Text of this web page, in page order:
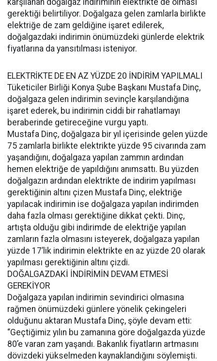
karşılanan doğalgaz indiriminin elektrikte de olması
gerektiği belirtiliyor. Doğalgaza gelen zamlarla birlikte
elektriğe de zam geldiğine işaret edilerek,
doğalgazdaki indirimin önümüzdeki günlerde elektrik
fiyatlarına da yansıtılması isteniyor.
ELEKTRİKTE DE EN AZ YÜZDE 20 İNDİRİM YAPILMALI
Tüketiciler Birliği Konya Şube Başkanı Mustafa Dinç,
doğalgaza gelen indirimin sevinçle karşılandığına
işaret ederek, bu indirimin ciddi bir rahatlamayı
beraberinde getireceğine vurgu yaptı.
Mustafa Dinç, doğalgaza bir yıl içerisinde gelen yüzde
75 zamlarla birlikte elektrikte yüzde 95 civarında zam
yaşandığını, doğalgaza yapılan zammın ardından
hemen elektriğe de yapıldığını anımsattı. Bu yüzden
doğalgazın ardından elektrikte de indirim yapılması
gerektiğinin altını çizen Mustafa Dinç, elektriğe
yapılacak indirimin ise doğalgaza yapılan indirimden
daha fazla olması gerektiğine dikkat çekti. Dinç,
artışta olduğu gibi indirimde de elektriğe yapılan
zamların fazla olmasını isteyerek, doğalgaza yapılan
yüzde 17’lik indirimin elektrikte en az yüzde 20 olarak
yapılması gerektiğinin altını çizdi.
DOĞALGAZDAKİ İNDİRİMİN DEVAM ETMESİ
GEREKİYOR
Doğalgaza yapılan indirimin sevindirici olmasına
rağmen önümüzdeki günlere yönelik çekingeleri
olduğunu aktaran Mustafa Dinç, şöyle devam etti:
“Geçtiğimiz yılın bu zamanına göre doğalgazda yüzde
80’e varan zam yaşandı. Bakanlık fiyatların artmasını
dövizdeki yükselmeden kaynaklandığını söylemişti.